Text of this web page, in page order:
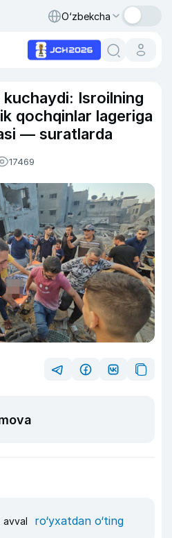
O‘zbekcha
kuchaydi: Isroilning
qochqinlar lageriga
— suratlarda
17469
avval ro‘yxatdan o‘ting